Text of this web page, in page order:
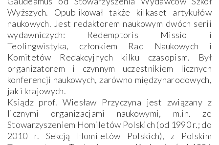
Wyższych. Opublikował także kilkaset artykułów
naukowych. Jest redaktorem naukowym dwóch serii
wydawniczych: Redemptoris Missio i
Teolingwistyka, członkiem Rad Naukowych i
Komitetów Redakcyjnych kilku czasopism. Był
organizatorem i czynnym uczestnikiem licznych
konferencji naukowych, zarówno międzynarodowych,
jak i krajowych.
Ksiądz prof. Wiesław Przyczyna jest związany z
licznymi organizacjami naukowymi, m.in. ze
Stowarzyszeniem Homiletów Polskich (od 1990 r.; do
2010 r. Sekcją Homiletów Polskich), z Polskim